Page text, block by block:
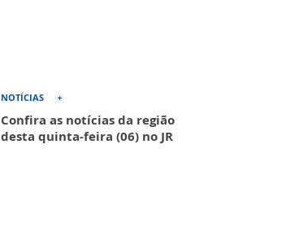
NOTÍCIAS
Confira as notícias da região
desta quinta-feira (06) no JR